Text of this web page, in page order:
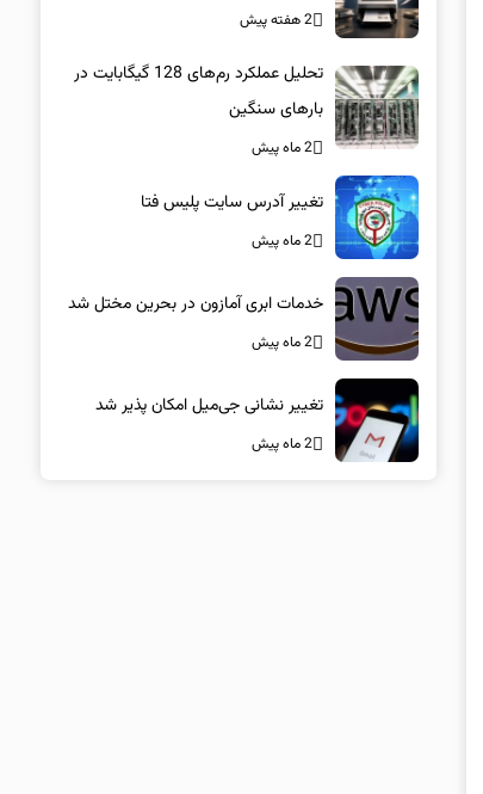
2 هفته پیش
تحلیل عملکرد رم‌های 128 گیگابایت در
بارهای سنگین
2 ماه پیش
تغییر آدرس سایت پلیس فتا
2 ماه پیش
خدمات ابری آمازون در بحرین مختل شد
2 ماه پیش
تغییر نشانی جی‌میل امکان پذیر شد
2 ماه پیش